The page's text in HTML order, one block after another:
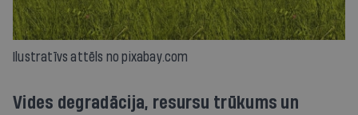
Ilustratīvs attēls no pixabay.com
Vides degradācija, resursu trūkums un